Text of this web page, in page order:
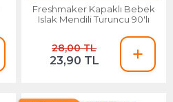
Freshmaker Kapaklı Bebek
Islak Mendili Turuncu 90'lı
28,00 TL
23,90 TL